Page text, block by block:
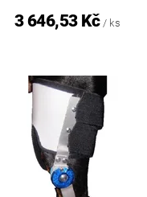
3 646,53 Kč / ks